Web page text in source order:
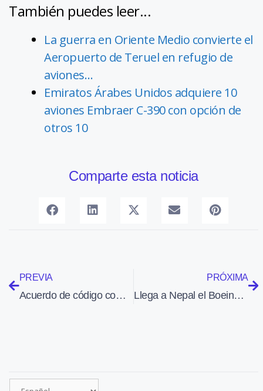
También puedes leer...
La guerra en Oriente Medio convierte el
Aeropuerto de Teruel en refugio de
aviones…
Emiratos Árabes Unidos adquiere 10
aviones Embraer C-390 con opción de
otros 10
Comparte esta noticia
PREVIA
Acuerdo de código compartido entre Air Europa y Korean Air
PRÓXIMA
Llega a Nepal el Boeing 707 que traslada a personal de la UME y a guardias civiles